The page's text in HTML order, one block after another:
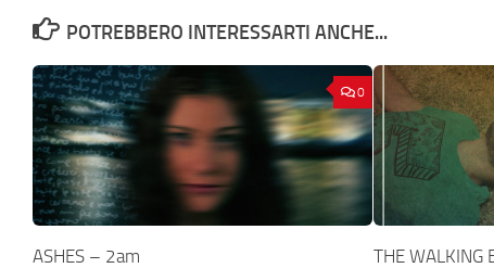
POTREBBERO INTERESSARTI ANCHE...
0
ASHES – 2am THE WALKING